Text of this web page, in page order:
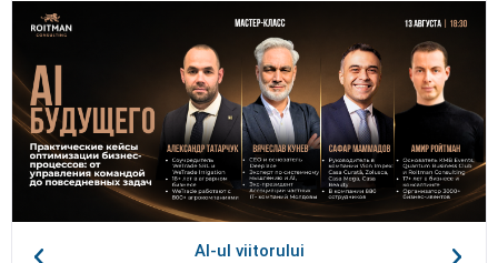
AI-ul viitorului